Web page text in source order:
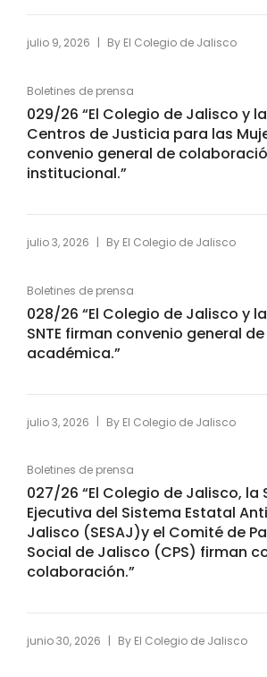
julio 9, 2026 | By El Colegio de Jalisco
Boletines de prensa
029/26 “El Colegio de Jalisco y
Centros de Justicia para las
convenio general de
institucional.”
julio 3, 2026 | By El Colegio de Jalisco
Boletines de prensa
028/26 “El Colegio de Jalisco y
SNTE firman convenio general
académica.”
julio 3, 2026 By El Colegio de Jalisco
Boletines de prensa
027/26 “El Colegio de Jalisco, la
Ejecutiva del Sistema Estatal
Jalisco (SESAJ)y el Comité de
Social de Jalisco (CPS) firman
colaboración.”
junio 30, 2026 | By El Colegio de Jalisco